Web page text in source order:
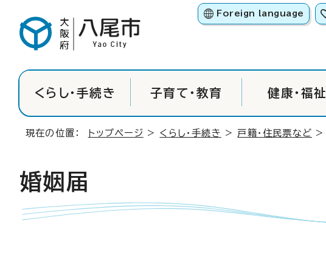
Foreign language
くらし・手続き 子育て・教育 健康・福祉
現在の位置： トップページ > くらし・手続き > 戸籍・住民票など >
婚姻届